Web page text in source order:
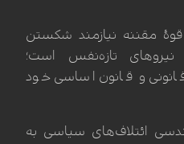
قوهٔ مقننه نیازمند شکستن
تازه‌نفس است؛
قانونی و قانون اساسی خود
ائتلاف‌های سیاسی به